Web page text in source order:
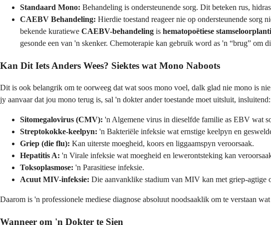
Standaard Mono: Behandeling is ondersteunende sorg. Dit beteken rus,
CAEBV Behandeling: Hierdie toestand reageer nie op ondersteunende sorg
bekende kuratiewe CAEBV-behandeling is hematopoëtiese
gesonde een van 'n skenker. Chemoterapie kan gebruik word as 'n “brug” om
Kan Dit Iets Anders Wees? Siektes wat Mono Naboots
Dit is ook belangrik om te oorweeg dat wat soos mono voel, dalk glad nie mono is
jy aanvaar dat jou mono terug is, sal 'n dokter ander toestande moet uitsluit, insluitend:
Sitomegalovirus (CMV): 'n Algemene virus in dieselfde familie as EBV wat
Streptokokke-keelpyn: 'n Bakteriële infeksie wat ernstige keelpyn en
Griep (die flu): Kan uiterste moegheid, koors en liggaamspyn veroorsaak.
Hepatitis A: 'n Virale infeksie wat moegheid en lewerontsteking kan
Toksoplasmose: 'n Parasitiese infeksie.
Acuut MIV-infeksie: Die aanvanklike stadium van MIV kan met griep-agtige
Daarom is 'n professionele mediese diagnose absoluut noodsaaklik om te verstaan
Wanneer om 'n Dokter te Sien